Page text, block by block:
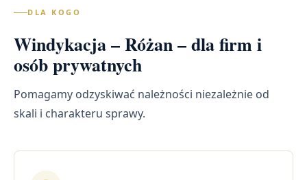
DLA KOGO
Windykacja – Różan – dla firm i
osób prywatnych
Pomagamy odzyskiwać należności niezależnie od
skali i charakteru sprawy.